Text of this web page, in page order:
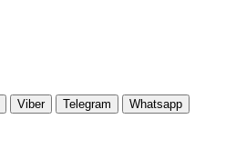
Viber Telegram Whatsapp